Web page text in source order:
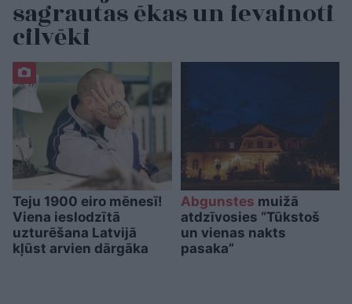
sagrautas ēkas un ievainoti
cilvēki
Teju 1900 eiro mēnesī!
Viena ieslodzītā
uzturēšana Latvijā
kļūst arvien dārgāka
Abgunstes muižā
atdzīvosies “Tūkstoš
un vienas nakts
pasaka”